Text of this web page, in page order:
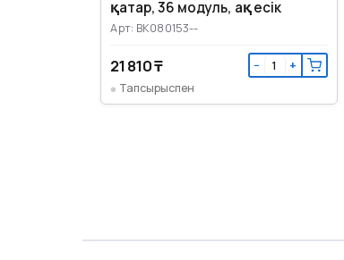
қатар, 36 модуль, ақ есік
Арт: BK080153--
21 810 ₸ − +
Тапсырыспен